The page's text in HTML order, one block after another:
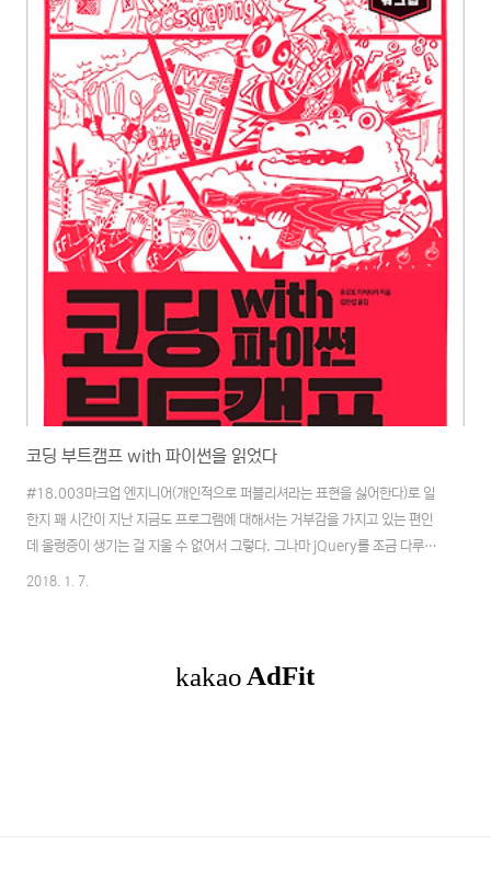
결과물에 대한 기대가 부풀어 오르고 있었다.(이때까지는 초보자 사절의 의미
가 와닫질 않았었다)크롤링 애플리케이션SQLite 데이터베이스 사용플라스크
API 서버 만들기메시지 큐 만들기팬더스로 데이터 분석하기Open API로 매
시업 API 서버 만들기현재까..
코딩 부트캠프 with 파이썬을 읽었다
#18.003마크업 엔지니어(개인적으로 퍼블리셔라는 표현을 싫어한다)로 일
한지 꽤 시간이 지난 지금도 프로그램에 대해서는 거부감을 가지고 있는 편인
데 울렁증이 생기는 걸 지울 수 없어서 그렇다. 그나마 jQuery를 조금 다루기
시작할 수 있게 되면서부터 울렁증이 완화된 상태이긴 하지만, 아직도 고쳐지
봤지만 맘먹은데로 되지를 않는 실정이었다.대략 1, 2년전쯤으로 기억되는
2018. 1. 7.